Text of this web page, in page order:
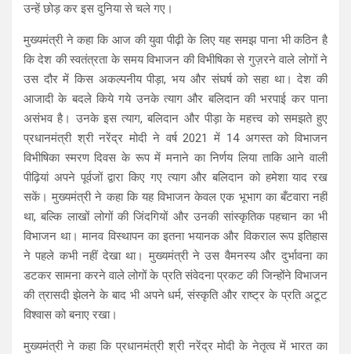
उन्हें छोड़ कर इस दुनिया से चले गए।
मुख्यमंत्री ने कहा कि आज की युवा पीढ़ी के लिए यह समझ पाना भी कठिन है
कि देश की स्वतंत्रता के समय विभाजन की विभीषिका से गुज़रने वाले लोगों ने
उस दौर में किस अकल्पनीय पीड़ा, भय और संघर्ष को सहा था। देश की
आजादी के बदले किये गये उनके त्याग और बलिदान की भरपाई कर पाना
असंभव है। उनके इस त्याग, बलिदान और पीड़ा के महत्त्व को समझते हुए
प्रधानमंत्री श्री नरेंद्र मोदी ने वर्ष 2021 में 14 अगस्त को विभाजन
विभीषिका स्मरण दिवस के रूप में मनाने का निर्णय लिया ताकि आने वाली
पीढ़ियां अपने पूर्वजों द्वारा किए गए त्याग और बलिदान को हमेशा याद रख
सकें। मुख्यमंत्री ने कहा कि यह विभाजन केवल एक भूभाग का बँटवारा नहीं
था, बल्कि लाखों लोगों की जिंदगियों और उनकी सांस्कृतिक पहचान का भी
विभाजन था। मानव विस्थापन का इतना भयानक और विकराल रूप इतिहास
ने पहले कभी नहीं देखा था। मुख्यमंत्री ने उस वैमनस्य और दुर्भावना का
डटकर सामना करने वाले लोगों के प्रति संवेदना प्रकट की जिन्होंने विभाजन
की त्रासदी झेलने के बाद भी अपने धर्म, संस्कृति और राष्ट्र के प्रति अटूट
विश्वास को बनाए रखा।
मुख्यमंत्री ने कहा कि प्रधानमंत्री श्री नरेंद्र मोदी के नेतृत्व में भारत का